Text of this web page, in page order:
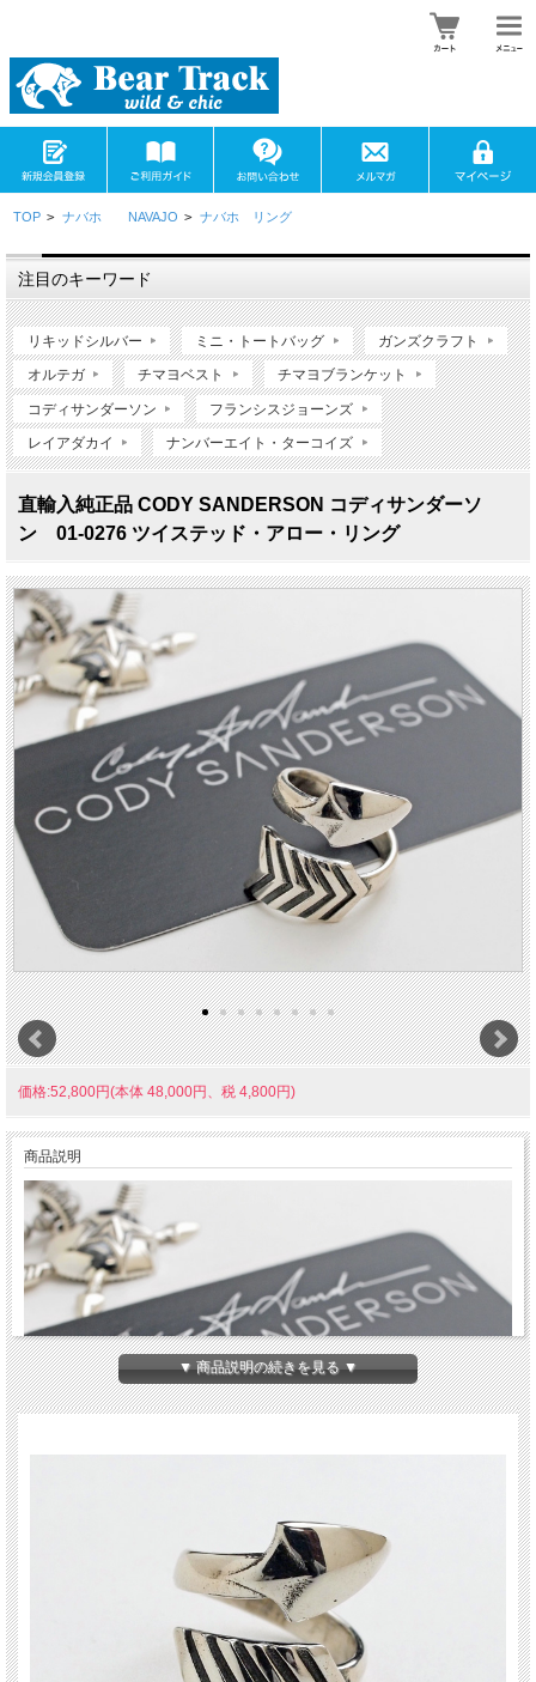
TOP > ナバホ NAVAJO > ナバホ リング
注目のキーワード
リキッドシルバー ミニ・トートバッグ ガンズクラフト
オルテガ チマヨベスト チマヨブランケット
コディサンダーソン フランシスジョーンズ
レイアダカイ ナンバーエイト・ターコイズ
直輸入純正品 CODY SANDERSON コディサンダーソ
ン 01-0276 ツイステッド・アロー・リング
価格:52,800円(本体 48,000円、税 4,800円)
商品説明
現在、インディアンジュエリー・アーティストの
中で最も注目されている一人、アリゾナ州ハー
ド・ミュージアム主催のショーで『2008年ベス
ト・オブ・ショー』を受賞した、コディーサンダ
▼ 商品説明の続きを見る ▼